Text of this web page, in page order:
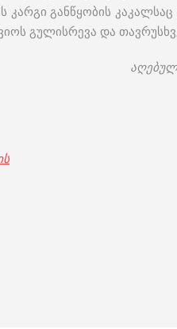
განწყობის
გულისრევა და